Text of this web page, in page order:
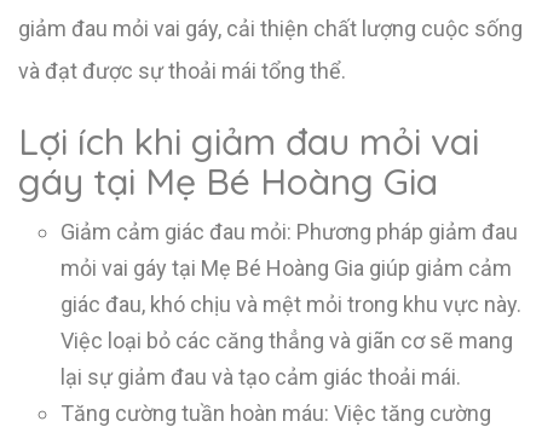
giảm đau mỏi vai gáy, cải thiện chất lượng cuộc sống
và đạt được sự thoải mái tổng thể.
Lợi ích khi giảm đau mỏi vai
gáy tại Mẹ Bé Hoàng Gia
Giảm cảm giác đau mỏi: Phương pháp giảm đau
mỏi vai gáy tại Mẹ Bé Hoàng Gia giúp giảm cảm
giác đau, khó chịu và mệt mỏi trong khu vực này.
Việc loại bỏ các căng thẳng và giãn cơ sẽ mang
lại sự giảm đau và tạo cảm giác thoải mái.
Tăng cường tuần hoàn máu: Việc tăng cường